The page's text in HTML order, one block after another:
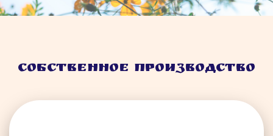
Собственное производство